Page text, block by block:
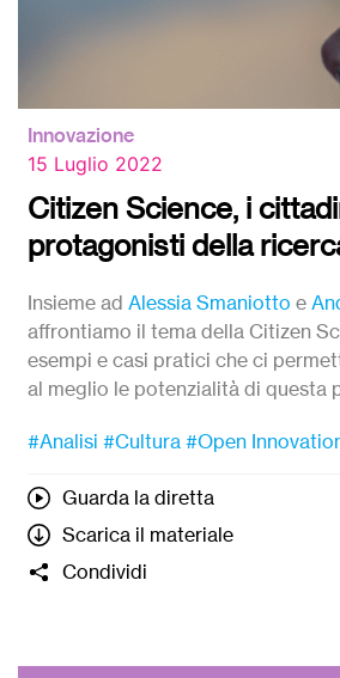
Innovazione
15 Luglio 2022
Citizen Science, i
protagonisti della
Insieme ad Alessia Smaniotto e
affrontiamo il tema della Citizen
esempi e casi pratici che ci
al meglio le potenzialità di questa
#Analisi #Cultura #Open
Guarda la diretta
Scarica il materiale
Condividi